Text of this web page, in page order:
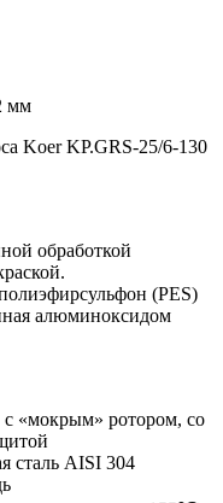
мм
обработкой
(PES)
алюминоксидом
«мокрым» ротором, со
сталь AISI 304